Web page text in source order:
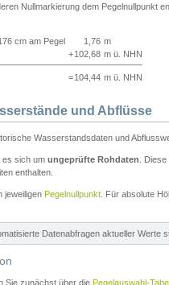
Nullmarkierung dem Pegelnullpunkt
cm am Pegel
1,76 m
+102,68 m ü. NHN
=104,44 m ü. NHN
und Abflüsse
Wasserstandsdaten und
es sich um ungeprüfte Rohdaten .
enthalten.
jeweiligen Pegelnullpunkt . Für absolute
Datenabfragen aktueller Werte
Sie zunächst über die Pegelauswahl-